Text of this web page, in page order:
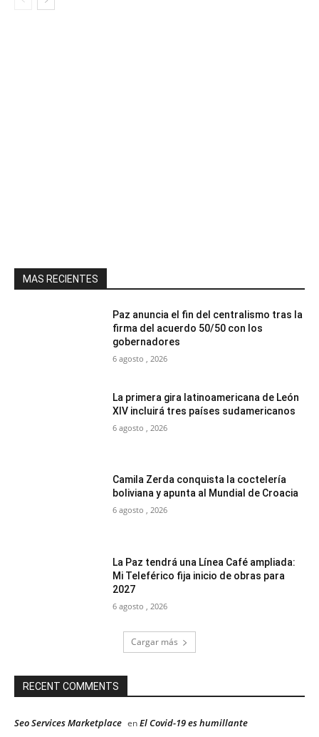
MAS RECIENTES
Paz anuncia el fin del centralismo tras la
firma del acuerdo 50/50 con los
gobernadores
6 agosto , 2026
La primera gira latinoamericana de León
XIV incluirá tres países sudamericanos
6 agosto , 2026
Camila Zerda conquista la coctelería
boliviana y apunta al Mundial de Croacia
6 agosto , 2026
La Paz tendrá una Línea Café ampliada:
Mi Teleférico fija inicio de obras para
2027
6 agosto , 2026
Cargar más
RECENT COMMENTS
Seo Services Marketplace enEl Covid-19 es humillante